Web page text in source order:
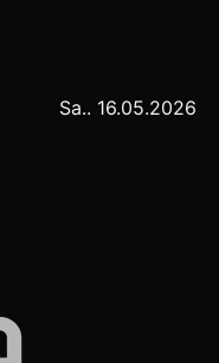
Sa.. 16.05.2026